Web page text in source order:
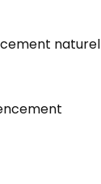
naturel